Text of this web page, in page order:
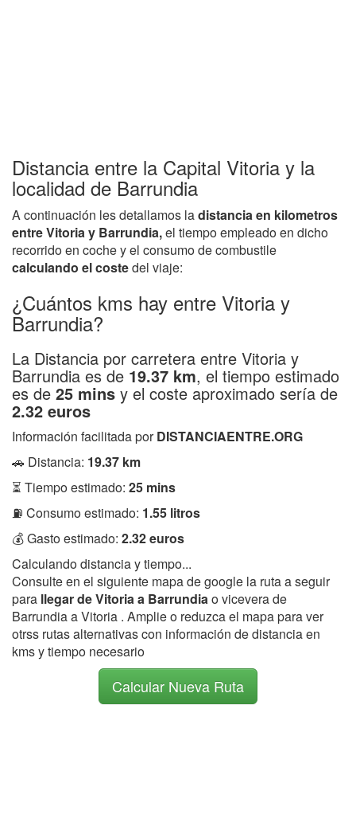
Distancia entre la Capital Vitoria y la
localidad de Barrundia
A continuación les detallamos ladistancia en kilometros
entre Vitoria y Barrundia,el tiempo empleado en dicho
recorrido en coche y el consumo de combustile
calculando el costedel viaje:
¿Cuántos kms hay entre Vitoria y
Barrundia?
La Distancia por carretera entre Vitoria y
Barrundia es de 19.37 km, el tiempo estimado
es de 25 mins y el coste aproximado sería de
2.32 euros
Información facilitada porDISTANCIAENTRE.ORG
🚗 Distancia: 19.37 km
⏳ Tiempo estimado: 25 mins
⛽ Consumo estimado: 1.55 litros
💰 Gasto estimado: 2.32 euros
Calculando distancia y tiempo...
Consulte en el siguiente mapa de google la ruta a seguir
para llegar de Vitoria a Barrundiao vicevera de
Barrundia a Vitoria . Amplie o reduzca el mapa para ver
otrss rutas alternativas con información de distancia en
kms y tiempo necesario
Calcular Nueva Ruta